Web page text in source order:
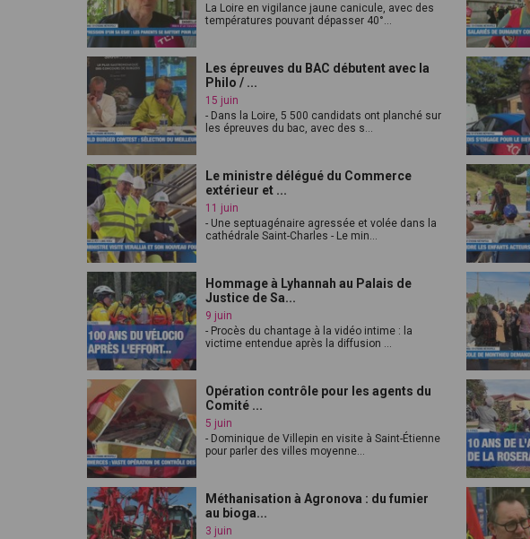
La Loire en vigilance jaune canicule, avec des
températures pouvant dépasser 40°...
Les épreuves du BAC débutent avec la
Philo / ...
15 juin
- Dans la Loire, 5 500 candidats ont planché sur
les épreuves du bac, avec des s...
Le ministre délégué du Commerce
extérieur et ...
11 juin
- Une septuagénaire agressée et volée dans la
cathédrale Saint-Charles - Le min...
Hommage à Lyhannah au Palais de
Justice de Sa...
9 juin
- Procès du chantage à la vidéo intime : la
victime entendue après la diffusion ...
Opération contrôle pour les agents du
Comité ...
5 juin
- Dominique de Villepin en visite à Saint-Étienne
pour parler des villes moyenne...
Méthanisation à Agronova : du fumier
au bioga...
3 juin